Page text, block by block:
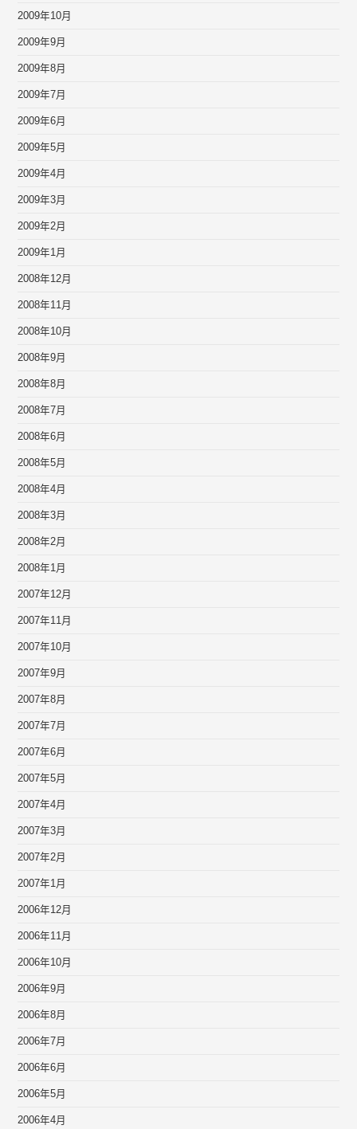
2009年10月
2009年9月
2009年8月
2009年7月
2009年6月
2009年5月
2009年4月
2009年3月
2009年2月
2009年1月
2008年12月
2008年11月
2008年10月
2008年9月
2008年8月
2008年7月
2008年6月
2008年5月
2008年4月
2008年3月
2008年2月
2008年1月
2007年12月
2007年11月
2007年10月
2007年9月
2007年8月
2007年7月
2007年6月
2007年5月
2007年4月
2007年3月
2007年2月
2007年1月
2006年12月
2006年11月
2006年10月
2006年9月
2006年8月
2006年7月
2006年6月
2006年5月
2006年4月